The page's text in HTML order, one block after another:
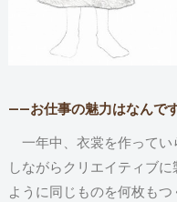
――お仕事の魅力はなんで
一年中、衣裳を作ってい
しながらクリエイティブ
ように同じものを何枚も